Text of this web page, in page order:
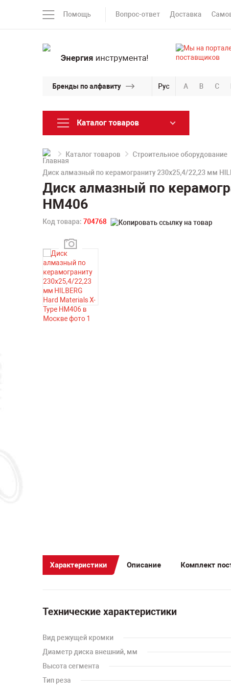
Помощь Вопрос-ответ Доставка
Энергия инструмента!
Бренды по алфавиту Рус A B C
Каталог товаров
Каталог товаров Строительное оборудование
Диск алмазный по керамограниту 230х25,4/22,23 мм
Диск алмазный по
HM406
Код товара: 704768
Характеристики Описание Комплект
Технические характеристики
Вид режущей кромки
Диаметр диска внешний, мм
Высота сегмента
Тип реза